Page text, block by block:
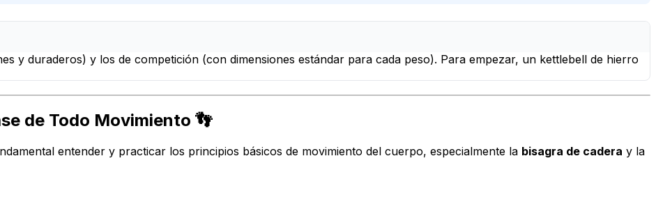
y duraderos) y los de competición (con dimensiones estándar para cada peso). Para empezar, un kettlebell de hierro
de Todo Movimiento 👣
entender y practicar los principios básicos de movimiento del cuerpo, especialmente la bisagra de cadera y la